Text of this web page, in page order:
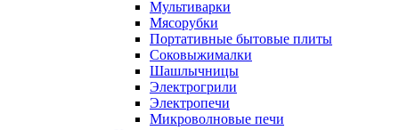
Мультиварки
Мясорубки
Портативные бытовые плиты
Соковыжималки
Шашлычницы
Электрогрили
Электропечи
Микроволновые печи